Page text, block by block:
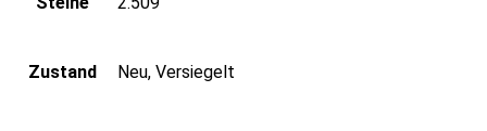
Zustand Neu, Versiegelt